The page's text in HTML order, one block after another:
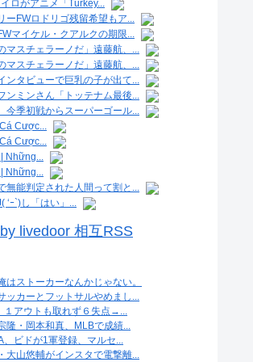
ロがアニメ「Turkey...
FWロドリゴ残留希望もア...
マイケル・クアルクの期限...
マスチェラーノだ」遠藤航、...
マスチェラーノだ」遠藤航、...
ンタビューで巨乳の子が出て...
ンミンさん「トッテナム最後...
今季初戦からスーパーゴール...
Cược...
Cược...
Những...
Những...
無能判定された人間って割と...
‘ｰ`)し「はい」...
livedoor 相互RSS
はストーカーなんかじゃない。
ッカーとフットサルやめまし...
１アウトも取れず６失点→...
隆・岡本和真、MLBで成績...
、ビドが1軍登録、マルセ...
大山悠輔がインスタで電撃離...